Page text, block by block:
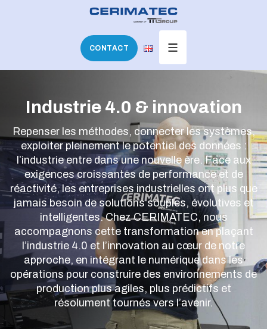
CONTACT
Industrie 4.0 & innovation
Repenser les méthodes, connecter les systèmes,
exploiter pleinement le potentiel des données :
l’industrie entre dans une nouvelle ère. Face aux
exigences croissantes de performance et de
réactivité, les entreprises industrielles ont plus que
jamais besoin de solutions souples, évolutives et
intelligentes. Chez CERIMATEC, nous
accompagnons cette transformation en plaçant
l’industrie 4.0 et l’innovation au cœur de notre
approche, en intégrant le numérique dans les
opérations pour construire des environnements de
production plus agiles, plus prédictifs et
résolument tournés vers l’avenir.
Panneau de gestion des cookies